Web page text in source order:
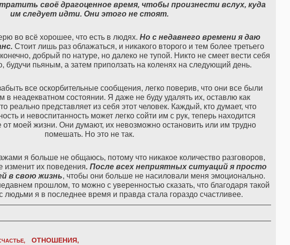
своё драгоценное время, чтобы произнести вслух, куда
им следует идти. Они этого не стоят.
во всё хорошее, что есть в людях. Но с недавнего времени я даю
Стоит лишь раз облажаться, и никакого второго и тем более третьего
добрый по натуре, но далеко не тупой. Никто не смеет вести себя
будучи пьяным, а затем приползать на коленях на следующий день.
все оскорбительные сообщения, легко поверив, что они все были
в неадекватном состоянии. Я даже не буду удалять их, оставлю как
реально представляет из себя этот человек. Каждый, кто думает, что
и невоспитанность может легко сойти им с рук, теперь находится
моей жизни. Они думают, их невозможно остановить или им трудно
помешать. Но это не так.
я больше не общаюсь, потому что никакое количество разговоров,
изменит их поведения. После всех неприятных ситуаций я просто
в свою жизнь, чтобы они больше не насиловали меня эмоционально.
прошлом, то можно с уверенностью сказать, что благодаря такой
людьми я в последнее время и правда стала гораздо счастливее.
ОТНОШЕНИЯ,